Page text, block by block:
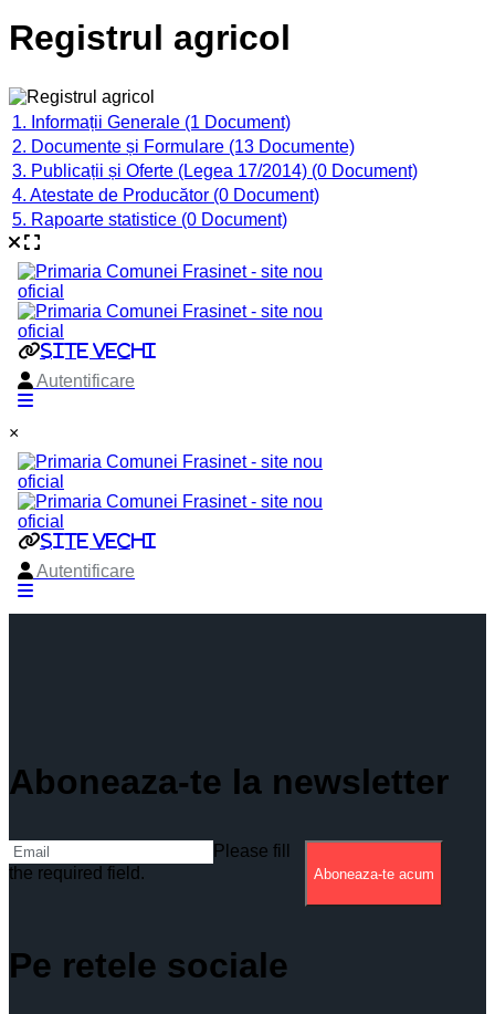
Registrul agricol
Category title
1. Informații Generale (1 Document)
2. Documente și Formulare (13 Documente)
3. Publicații și Oferte (Legea 17/2014) (0 Document)
4. Atestate de Producător (0 Document)
5. Rapoarte statistice (0 Document)
×
Aboneaza-te la newsletter
Please fill
the required field.
Aboneaza-te acum
Pe retele sociale